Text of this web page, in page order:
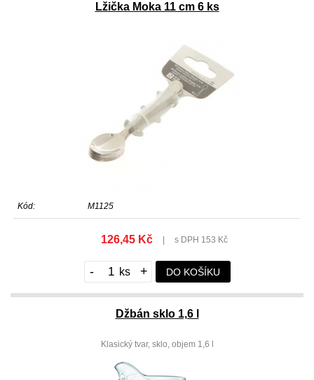
Lžička Moka 11 cm 6 ks
Kód: M1125
126,45 Kč s DPH 153 Kč
- + DO KOŠÍKU
Džbán sklo 1,6 l
Klasický tvar, sklo, objem 1,6 l